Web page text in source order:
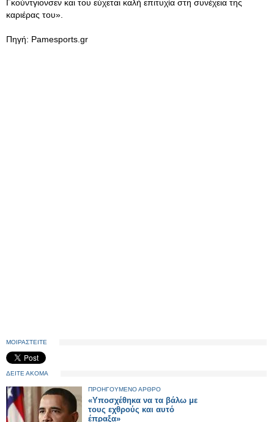
Γκούντγιονσεν και του εύχεται καλή επιτυχία στη συνέχεια της
καριέρας του».
Πηγή: Pamesports.gr
ΜΟΙΡΑΣΤΕΙΤΕ
ΔΕΙΤΕ ΑΚΟΜΑ
ΠΡΟΗΓΟΥΜΕΝΟ ΑΡΘΡΟ
«Υποσχέθηκα να τα βάλω με
τους εχθρούς και αυτό
έπραξα»